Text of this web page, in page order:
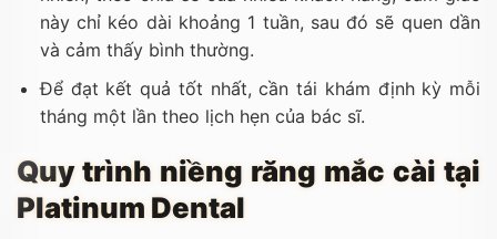
này chỉ kéo dài khoảng 1 tuần, sau đó sẽ quen dần
và cảm thấy bình thường.
Để đạt kết quả tốt nhất, cần tái khám định kỳ mỗi
tháng một lần theo lịch hẹn của bác sĩ.
Quy trình niềng răng mắc cài tại
Platinum Dental